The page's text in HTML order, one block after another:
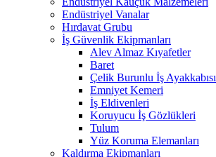
Endüstriyel Vanalar
Hırdavat Grubu
İş Güvenlik Ekipmanları
Alev Almaz Kıyafetler
Baret
Çelik Burunlu İş Ayakkabısı
Emniyet Kemeri
İş Eldivenleri
Koruyucu İş Gözlükleri
Tulum
Yüz Koruma Elemanları
Kaldırma Ekipmanları